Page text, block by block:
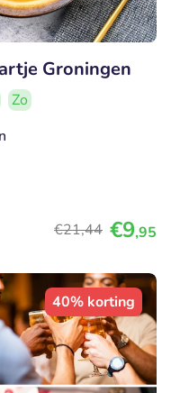
Groningen
Zo
€21,44 €9,95
40% korting